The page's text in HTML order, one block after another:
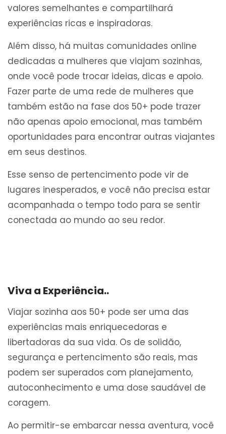
valores semelhantes e compartilhará
experiências ricas e inspiradoras.
Além disso, há muitas comunidades online
dedicadas a mulheres que viajam sozinhas,
onde você pode trocar ideias, dicas e apoio.
Fazer parte de uma rede de mulheres que
também estão na fase dos 50+ pode trazer
não apenas apoio emocional, mas também
oportunidades para encontrar outras viajantes
em seus destinos.
Esse senso de pertencimento pode vir de
lugares inesperados, e você não precisa estar
acompanhada o tempo todo para se sentir
conectada ao mundo ao seu redor.
Viva a Experiência..
Viajar sozinha aos 50+ pode ser uma das
experiências mais enriquecedoras e
libertadoras da sua vida. Os de solidão,
segurança e pertencimento são reais, mas
podem ser superados com planejamento,
autoconhecimento e uma dose saudável de
coragem.
Ao permitir-se embarcar nessa aventura, você